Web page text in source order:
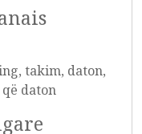
takim, daton,
daton